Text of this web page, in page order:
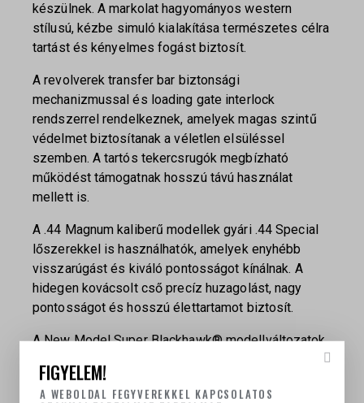
készülnek. A markolat hagyományos western
stílusú, kézbe simuló kialakítása természetes célra
tartást és kényelmes fogást biztosít.
A revolverek transfer bar biztonsági
mechanizmussal és loading gate interlock
rendszerrel rendelkeznek, amelyek magas szintű
védelmet biztosítanak a véletlen elsüléssel
szemben. A tartós tekercsrugók megbízható
működést támogatnak hosszú távú használat
mellett is.
A .44 Magnum kaliberű modellek gyári .44 Special
lőszerekkel is használhatók, amelyek enyhébb
visszarúgást és kiváló pontosságot kínálnak. A
hidegen kovácsolt cső precíz huzagolást, nagy
pontosságot és hosszú élettartamot biztosít.
A New Model Super Blackhawk® modellváltozatok
felületkezeléssel érhetők el: kékített ötvözött acél
kivitelben, valamint Satin Stainless rozsdamentes
FIGYELEM!
A WEBOLDAL FEGYVEREKKEL KAPCSOLATOS